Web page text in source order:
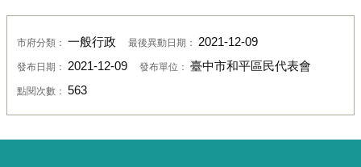
市府分類： 一般行政 最後異動日期： 2021-12-09
發布日期： 2021-12-09 發布單位： 臺中市和平區民代表會
點閱次數： 563